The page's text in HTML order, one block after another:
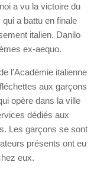
a vu la victoire du
a battu en finale
italien. Danilo
ex-aequo.
l’Académie italienne
aux garçons
opère dans la ville
dédiés aux
Les garçons se sont
présents ont eu
eux.